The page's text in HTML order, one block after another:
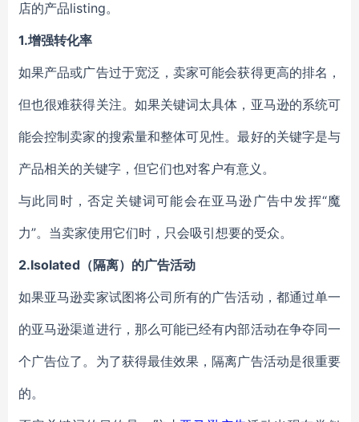
店的产品listing。
1.增强转化率
如果产品或广告过于宽泛，卖家可能会获得更高的排名，
但也很难获得关注。如果关键词太具体，亚马逊的系统可
能会控制卖家的搜索量和整体可见性。最好的关键字是与
产品相关的关键字，但它们也对客户有意义。
与此同时，否定关键词可能会在亚马逊广告中发挥“魔
力”。当卖家使用它们时，只会吸引想要的受众。
2.Isolated（隔离）的广告活动
如果亚马逊卖家试图将公司所有的广告活动，都通过单一
的亚马逊渠道进行，那么可能已经有内部活动在争夺同一
个广告位了。为了获得最佳效果，隔离广告活动是很重要
的。